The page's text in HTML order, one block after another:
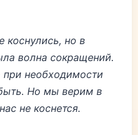
коснулись, но в
волна сокращений.
при необходимости
Но мы верим в
не коснется.